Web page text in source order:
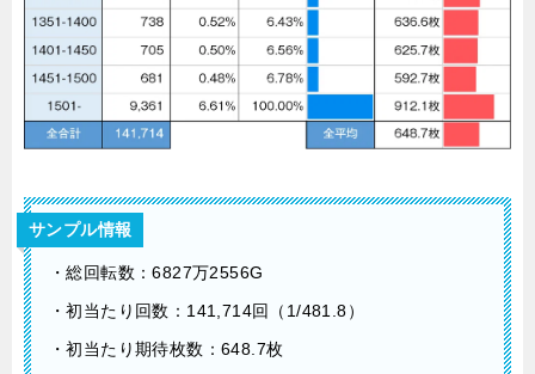
サンプル情報
・総回転数：6827万2556G
・初当たり回数：141,714回（1/481.8）
・初当たり期待枚数：648.7枚